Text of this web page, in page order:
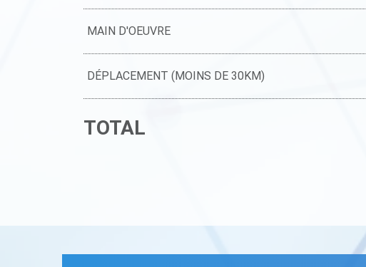
MAIN D'OEUVRE
DÉPLACEMENT (MOINS DE 30KM)
TOTAL